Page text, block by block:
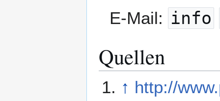
E-Mail: info
Quellen
↑ http://